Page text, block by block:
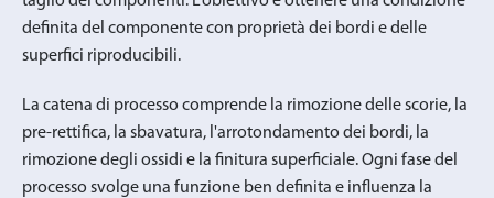
definita del componente con proprietà dei bordi e delle
superfici riproducibili.
La catena di processo comprende la rimozione delle scorie, la
pre-rettifica, la sbavatura, l'arrotondamento dei bordi, la
rimozione degli ossidi e la finitura superficiale. Ogni fase del
processo svolge una funzione ben definita e influenza la